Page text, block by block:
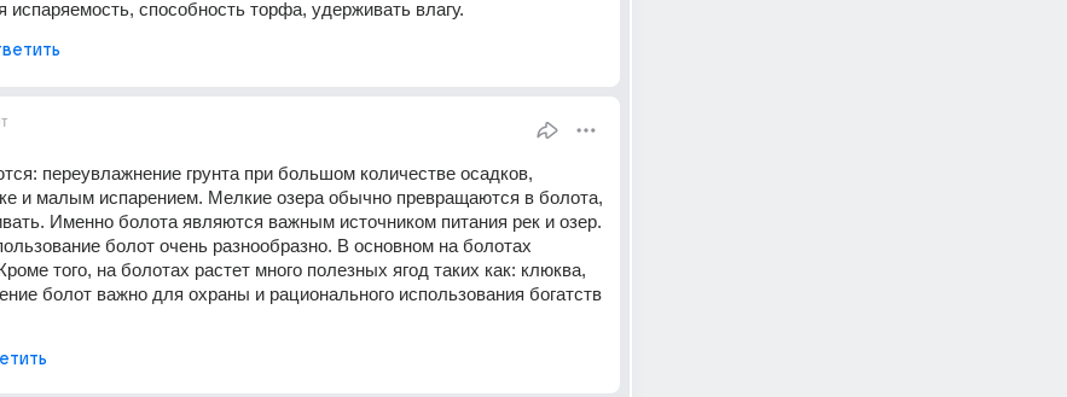
испаряемость, способность торфа, удерживать влагу.
переувлажнение грунта при большом количестве осадков,
и малым испарением. Мелкие озера обычно превращаются в болота,
Именно болота являются важным источником питания рек и озер.
болот очень разнообразно. В основном на болотах
того, на болотах растет много полезных ягод таких как: клюква,
болот важно для охраны и рационального использования богатств